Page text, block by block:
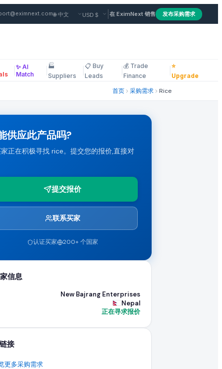
days of receiving good。 查看完整规格并提交您有竞争力
。EximNext B2B 市场上的买家亟需寻找能够履行大宗
在 EximNext 销售 发布采购需求
✨ AI
Match
🏭
Suppliers
📋 Buy
Leads
💰 Trade
Finance
⭐
Upgrade
首页 采购需求 Rice
供应此产品吗?
正在积极寻找 rice。提交您的报价,直接对
提交报价
联系买家
认证买家 200+ 个国家
信息
New Bajrang Enterprises
Nepal
正在寻求报价
接
更多采购需求